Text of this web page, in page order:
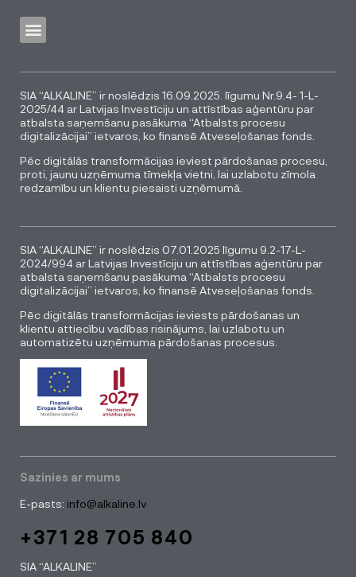
SIA “ALKALINE” ir noslēdzis 16.09.2025. līgumu Nr.9.4- 1-L-
2025/44 ar Latvijas Investīciju un attīstības aģentūru par
atbalsta saņemšanu pasākuma “Atbalsts procesu
digitalizācijai” ietvaros, ko finansē Atveseļošanas fonds.
Pēc digitālās transformācijas ieviest pārdošanas procesu,
proti, jaunu uzņēmuma tīmekļa vietni, lai uzlabotu zīmola
redzamību un klientu piesaisti uzņēmumā.
SIA “ALKALINE” ir noslēdzis 07.01.2025 līgumu 9.2-17-L-
2024/994 ar Latvijas Investīciju un attīstības aģentūru par
atbalsta saņemšanu pasākuma “Atbalsts procesu
digitalizācijai” ietvaros, ko finansē Atveseļošanas fonds.
Pēc digitālās transformācijas ieviests pārdošanas un
klientu attiecību vadības risinājums, lai uzlabotu un
automatizētu uzņēmuma pārdošanas procesus.
Sazinies ar mums
E-pasts: info@alkaline.lv
+371 28 705 840
SIA “ALKALINE”